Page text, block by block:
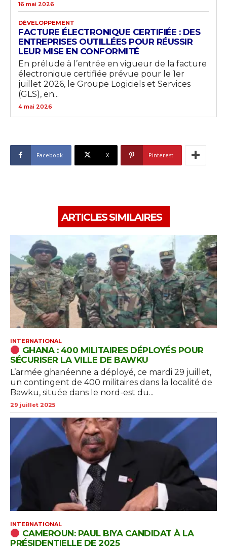
16 mai 2026
DÉVELOPPEMENT
FACTURE ÉLECTRONIQUE CERTIFIÉE : DES
ENTREPRISES OUTILLÉES POUR RÉUSSIR
LEUR MISE EN CONFORMITÉ
En prélude à l’entrée en vigueur de la facture
électronique certifiée prévue pour le 1er
juillet 2026, le Groupe Logiciels et Services
(GLS), en...
4 mai 2026
Facebook X Pinterest
ARTICLES SIMILAIRES
INTERNATIONAL
GHANA : 400 MILITAIRES DÉPLOYÉS POUR
SÉCURISER LA VILLE DE BAWKU
L’armée ghanéenne a déployé, ce mardi 29 juillet,
un contingent de 400 militaires dans la localité de
Bawku, située dans le nord-est du...
29 juillet 2025
INTERNATIONAL
CAMEROUN: PAUL BIYA CANDIDAT À LA
PRÉSIDENTIELLE DE 2025